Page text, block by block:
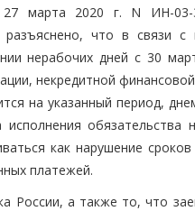
марта 2020 г. N ИН-03-
что в связи с
нерабочих дней с 30
некредитной
на указанный период,
обязательства
как нарушение сроков
платежей.
России, а также то, что